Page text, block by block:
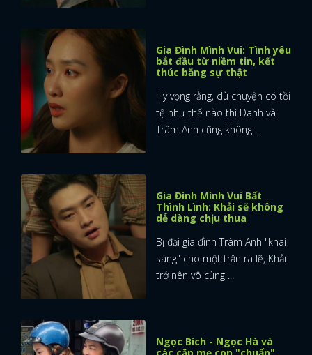
ĐĂNG NHẬP
Gia Đình Mình Vui: Tình yêu
bắt đầu từ niềm tin, kết
thúc bằng sự thật
Hy vọng rằng, dù chuyện có tồi
tệ như thế nào thì Danh và
Trâm Anh cũng không ...
Gia Đình Mình Vui Bất
Thình Lình: Khải sẽ không
dễ dàng chịu thua
Bị đại gia đình Trâm Anh "khai
sáng" cho một trận ra lẽ, Khải
trở nên vô cùng ...
Ngọc Bích - Ngọc Hà và